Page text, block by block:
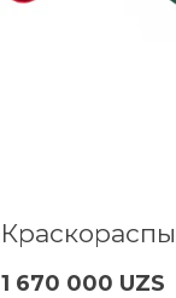
1 670 000 UZS